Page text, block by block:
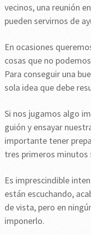
vecinos, una reunión
pueden servirnos de
En ocasiones
cosas que no
Para conseguir una
sola idea que debe
Si nos jugamos algo
guión y ensayar
importante tener
tres primeros minutos
Es imprescindible
están escuchando,
de vista, pero en
imponerlo.